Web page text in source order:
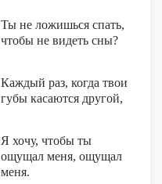
Ты не ложишься спать,
чтобы не видеть сны?
Каждый раз, когда твои
губы касаются другой,
Я хочу, чтобы ты
ощущал меня, ощущал
меня.